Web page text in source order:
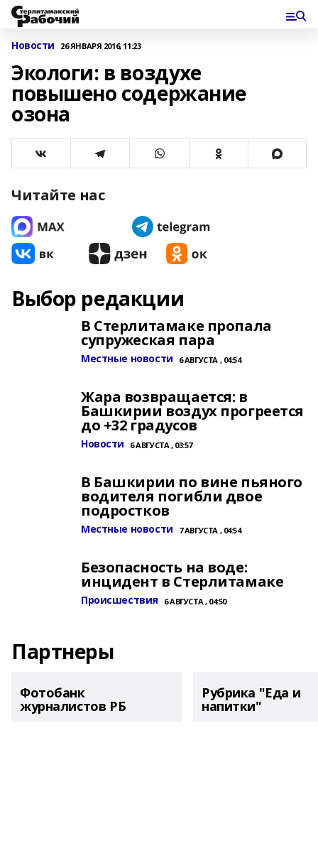
Новости 26 ЯНВАРЯ 2016, 11:23
Экологи: в воздухе
повышено содержание
озона
Читайте нас
Выбор редакции
В Стерлитамаке пропала
супружеская пара
Местные новости 6 АВГУСТА , 04:54
Жара возвращается: в
Башкирии воздух прогреется
до +32 градусов
Новости 6 АВГУСТА , 03:57
В Башкирии по вине пьяного
водителя погибли двое
подростков
Местные новости 7 АВГУСТА , 04:54
Безопасность на воде:
инцидент в Стерлитамаке
Происшествия 6 АВГУСТА , 04:50
Партнеры
Фотобанк
журналистов РБ
Рубрика "Еда и
напитки"